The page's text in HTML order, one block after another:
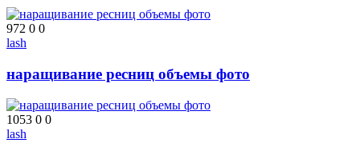
972 0 0
lash
наращивание ресниц объемы фото
1053 0 0
lash